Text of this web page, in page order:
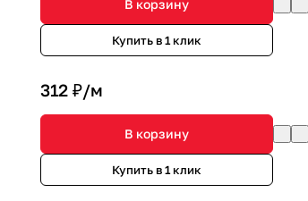
В корзину
Купить в 1 клик
312 ₽/м
В корзину
Купить в 1 клик